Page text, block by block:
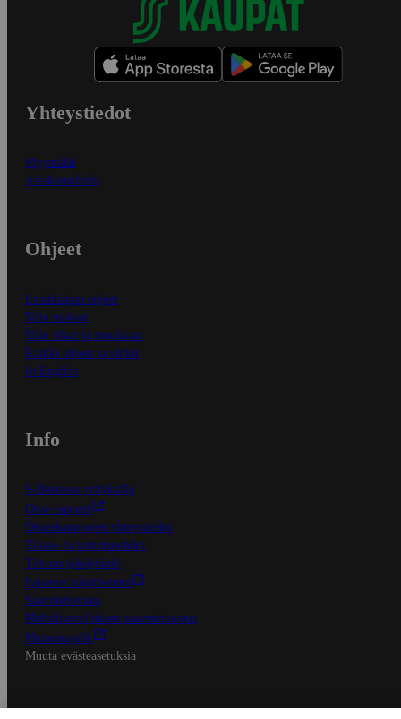
Yhteystiedot
Myymälät
Asiakaspalvelu
Ohjeet
Ensitilaajan ohjeet
Näin maksat
Näin tilaat ja muokkaat
Kaikki ohjeet ja vinkit
In English
Info
S-Business yrityksille
Oiva-raportit
Osuuskauppojen yhteystiedot
Tilaus- ja toimitusehdot
Tietosuojakäytäntö
Palvelun käyttöehdot
Saavutettavuus
Mobiilisovelluksen saavutettavuus
Mainostajalle
Muuta evästeasetuksia